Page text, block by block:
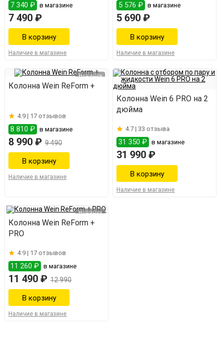
7 340 ₽ в магазине
7 490 ₽
Наличие в магазине
5 576 ₽ в магазине
5 690 ₽
Наличие в магазине
Новинка
Колонна Wein ReForm +
4.9 | 17 отзывов
8 810 ₽ в магазине
8 990 ₽ 9 490
Наличие в магазине
Колонна Wein 6 PRO на 2
дюйма
4.7 |33 отзыва
31 350 ₽ в магазине
31 990 ₽
Наличие в магазине
Новинка
Колонна Wein ReForm +
PRO
4.9 | 17 отзывов
11 260 ₽ в магазине
11 490 ₽ 12 990
Наличие в магазине